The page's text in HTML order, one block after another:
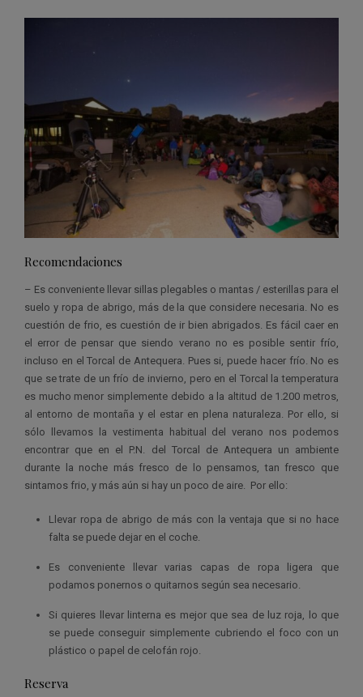
Recomendaciones
– Es conveniente llevar sillas plegables o mantas / esterillas para el
suelo y ropa de abrigo, más de la que considere necesaria. No es
cuestión de frio, es cuestión de ir bien abrigados. Es fácil caer en
el error de pensar que siendo verano no es posible sentir frío,
incluso en el Torcal de Antequera. Pues si, puede hacer frío. No es
que se trate de un frío de invierno, pero en el Torcal la temperatura
es mucho menor simplemente debido a la altitud de 1.200 metros,
al entorno de montaña y el estar en plena naturaleza. Por ello, si
sólo llevamos la vestimenta habitual del verano nos podemos
encontrar que en el P.N. del Torcal de Antequera un ambiente
durante la noche más fresco de lo pensamos, tan fresco que
sintamos frio, y más aún si hay un poco de aire. Por ello:
Llevar ropa de abrigo de más con la ventaja que si no hace
falta se puede dejar en el coche.
Es conveniente llevar varias capas de ropa ligera que
podamos ponernos o quitarnos según sea necesario.
Si quieres llevar linterna es mejor que sea de luz roja, lo que
se puede conseguir simplemente cubriendo el foco con un
plástico o papel de celofán rojo.
Reserva